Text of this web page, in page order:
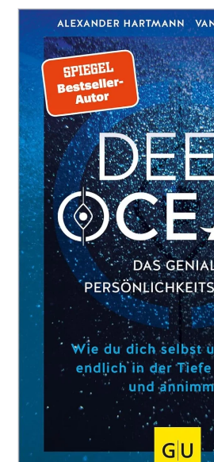
Jeden
Satz
Welche
Du
In
Einem
Buch
Nicht
Liest,
Wird
Dir
In
Deiner
Zukunft
Fehlen
📖
37
Tipps
Und
Tricks